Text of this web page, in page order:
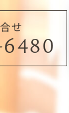
せ
6480